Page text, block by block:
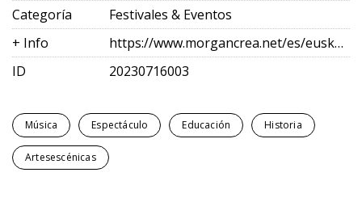
Categoría
Festivales & Eventos
+ Info
https://www.morgancrea.net/es/euskadikoorkestra.html
ID
20230716003
Música Espectáculo Educación Historia
Artesescénicas